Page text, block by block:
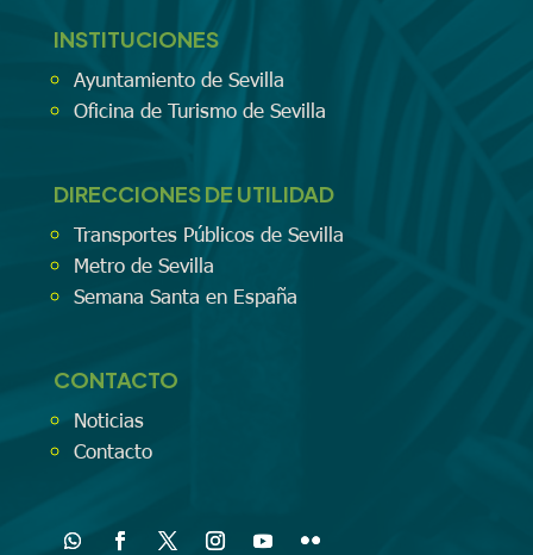
INSTITUCIONES
Ayuntamiento de Sevilla
Oficina de Turismo de Sevilla
DIRECCIONES DE UTILIDAD
Transportes Públicos de Sevilla
Metro de Sevilla
Semana Santa en España
CONTACTO
Noticias
Contacto